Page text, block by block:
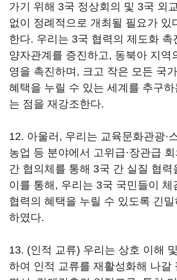
가기 위해 3국 정상회의 및 3국 외
없이 정례적으로 개최될 필요가 있
한다. 우리는 3국 협력의 제도화 촉
양자관계를 증진하고, 동북아 지역
영을 촉진하며, 크고 작은 모든 국
혜택을 누릴 수 있는 세계를 추구
는 점을 재강조한다.
12. 아울러, 우리는 교육문화관광·
농업 등 분야에서 고위급·장관급
간 협의체를 통해 3국 간 실질 협력
이를 통해, 우리는 3국 국민들이 체
협력의 혜택을 누릴 수 있도록 긴
하였다.
13. (인적 교류) 우리는 상호 이해
하여 인적 교류를 재활성화해 나갈